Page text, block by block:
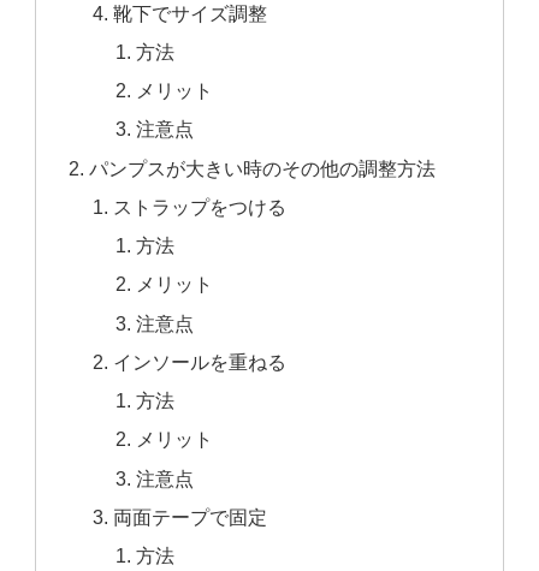
靴下でサイズ調整
方法
メリット
注意点
パンプスが大きい時のその他の調整方法
ストラップをつける
方法
メリット
注意点
インソールを重ねる
方法
メリット
注意点
両面テープで固定
方法